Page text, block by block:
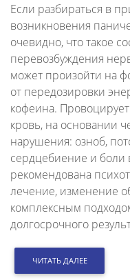
Если разбираться в
возникновения
очевидно, что такое
перевозбуждения
может произойти на
от передозировки
кофеина.
кровь, на основании
нарушения: озноб,
сердцебиение и боли
рекомендована
лечение, изменение
комплексным
долгосрочного
ЧИТАТЬ ДАЛЕЕ